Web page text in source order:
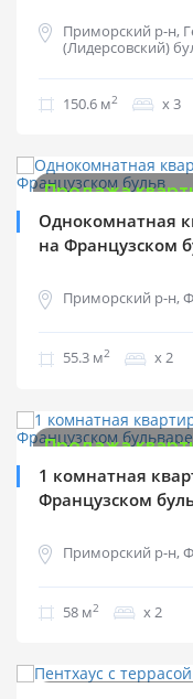
Приморский р-н,
(Лидерсовский)
150.6 м2 х 3
Продажа
Однокомнатная
на Французском
Приморский р-н,
55.3 м2 х 2
Продажа
1 комнатная
Французском
Приморский р-н,
58 м2 х 2